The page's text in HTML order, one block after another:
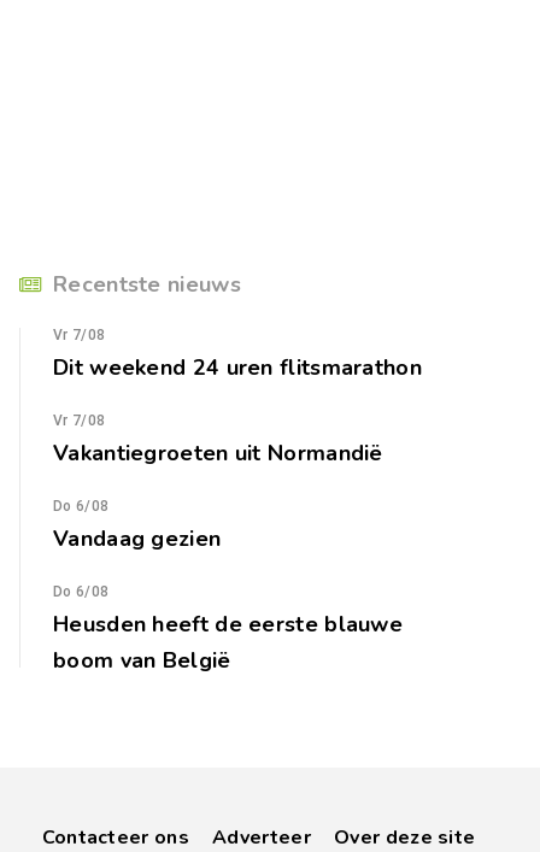
Recentste nieuws
Vr 7/08
Dit weekend 24 uren flitsmarathon
Vr 7/08
Vakantiegroeten uit Normandië
Do 6/08
Vandaag gezien
Do 6/08
Heusden heeft de eerste blauwe
boom van België
Contacteer ons Adverteer Over deze site